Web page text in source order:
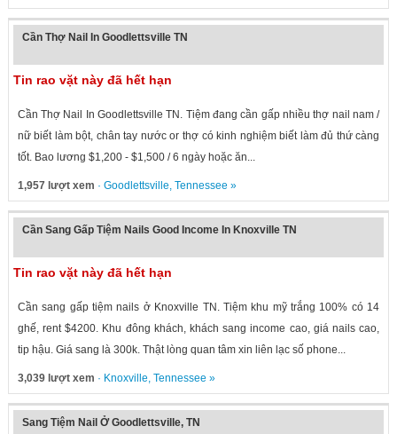
Cần Thợ Nail In Goodlettsville TN
Tin rao vặt này đã hết hạn
Cần Thợ Nail In Goodlettsville TN. Tiệm đang cần gấp nhiều thợ nail nam /
nữ biết làm bột, chân tay nước or thợ có kinh nghiệm biết làm đủ thứ càng
tốt. Bao lương $1,200 - $1,500 / 6 ngày hoặc ăn...
1,957 lượt xem · Goodlettsville, Tennessee »
Cần Sang Gấp Tiệm Nails Good Income In Knoxville TN
Tin rao vặt này đã hết hạn
Cần sang gấp tiệm nails ở Knoxville TN. Tiệm khu mỹ trắng 100% có 14
ghế, rent $4200. Khu đông khách, khách sang income cao, giá nails cao,
tip hậu. Giá sang là 300k. Thật lòng quan tâm xin liên lạc số phone...
3,039 lượt xem · Knoxville, Tennessee »
Sang Tiệm Nail Ở Goodlettsville, TN